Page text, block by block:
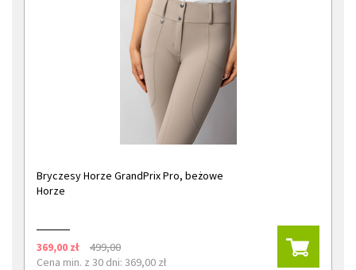
Bryczesy Horze GrandPrix Pro, beżowe
Horze
369,00 zł
499,00
Cena min. z 30 dni: 369,00 zł